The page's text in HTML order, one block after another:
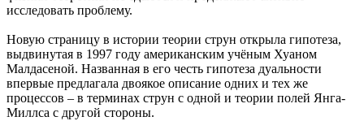
исследовать проблему.
Новую страницу в истории теории струн открыла гипотеза,
выдвинутая в 1997 году американским учёным Хуаном
Малдасеной. Названная в его честь гипотеза дуальности
впервые предлагала двоякое описание одних и тех же
процессов – в терминах струн с одной и теории полей Янга-
Миллса с другой стороны.